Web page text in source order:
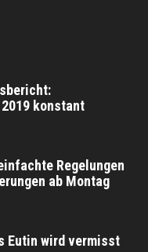
konstant
Regelungen
ab Montag
Eutin wird vermisst